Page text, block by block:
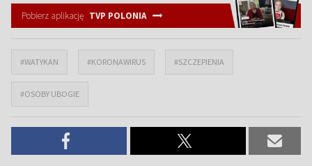
Pobierz aplikację TVP POLONIA
#WATYKAN #KORONAWIRUS #SZCZEPIENIA
#OSOBY UBOGIE